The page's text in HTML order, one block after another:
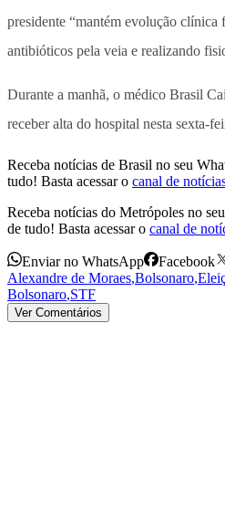
presidente “mantém evolução clínica
antibióticos pela veia e realizando
Durante a manhã, o médico Brasil
receber alta do hospital nesta sexta-
Receba notícias de Brasil no seu
tudo! Basta acessar o canal de
Receba notícias do Metrópoles no
de tudo! Basta acessar o canal de
Enviar no WhatsApp Facebook
Alexandre de Moraes,Bolsonaro,
Bolsonaro,STF
Ver Comentários